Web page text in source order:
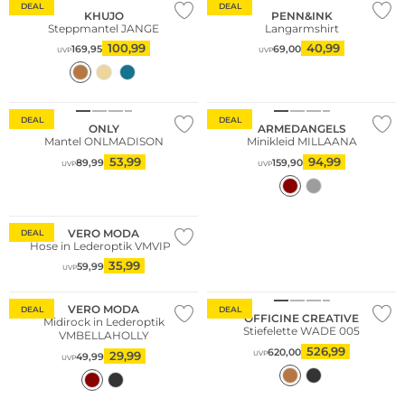
DEAL
KHUJO
Steppmantel JANGE
UVP169,95 100,99
DEAL
PENN&INK
Langarmshirt
UVP69,00 40,99
DEAL
ONLY
Mantel ONLMADISON
UVP89,99 53,99
DEAL
ARMEDANGELS
Minikleid MILLAANA
UVP159,90 94,99
DEAL
VERO MODA
Hose in Lederoptik VMVIPS
UVP59,99 35,99
DEAL
VERO MODA
Midirock in Lederoptik
VMBELLAHOLLY
UVP49,99 29,99
DEAL
OFFICINE CREATIVE
Stiefelette WADE 005
UVP620,00 526,99